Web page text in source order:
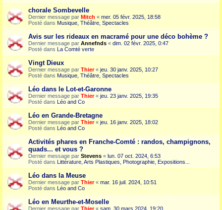
chorale Sombevelle
Dernier message par Mitch « mer. 05 févr. 2025, 18:58
Posté dans Musique, Théâtre, Spectacles
Avis sur les rideaux en macramé pour une déco bohème ?
Dernier message par Annefnds « dim. 02 févr. 2025, 0:47
Posté dans La Comté verte
Vingt Dieux
Dernier message par Thier« jeu. 30 janv. 2025, 10:27
Posté dans Musique, Théâtre, Spectacles
Léo dans le Lot-et-Garonne
Dernier message par Thier« jeu. 23 janv. 2025, 19:35
Posté dans Léo and Co
Léo en Grande-Bretagne
Dernier message par Thier« jeu. 16 janv. 2025, 18:02
Posté dans Léo and Co
Activités phares en Franche-Comté : randos, champignons,
quads... et vous ?
Dernier message par Stevens « lun. 07 oct. 2024, 6:53
Posté dans Littérature, Arts Plastiques, Photographie, Expositions...
Léo dans la Meuse
Dernier message par Thier« mar. 16 juil. 2024, 10:51
Posté dans Léo and Co
Léo en Meurthe-et-Moselle
Dernier message par Thier« sam. 30 mars 2024, 19:20